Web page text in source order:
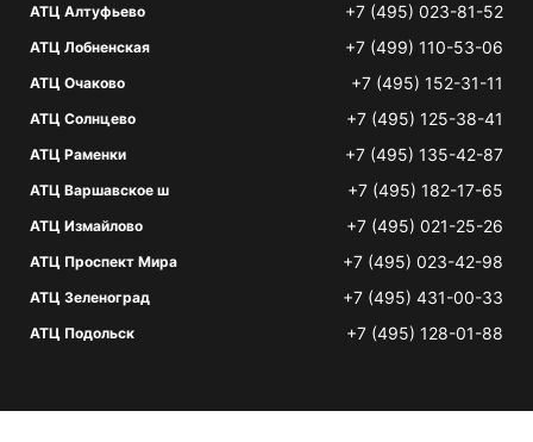
АТЦ Алтуфьево +7 (495) 023-81-52
АТЦ Лобненская +7 (499) 110-53-06
АТЦ Очаково +7 (495) 152-31-11
АТЦ Солнцево +7 (495) 125-38-41
АТЦ Раменки +7 (495) 135-42-87
АТЦ Варшавское ш +7 (495) 182-17-65
АТЦ Измайлово +7 (495) 021-25-26
АТЦ Проспект Мира +7 (495) 023-42-98
АТЦ Зеленоград +7 (495) 431-00-33
АТЦ Подольск +7 (495) 128-01-88